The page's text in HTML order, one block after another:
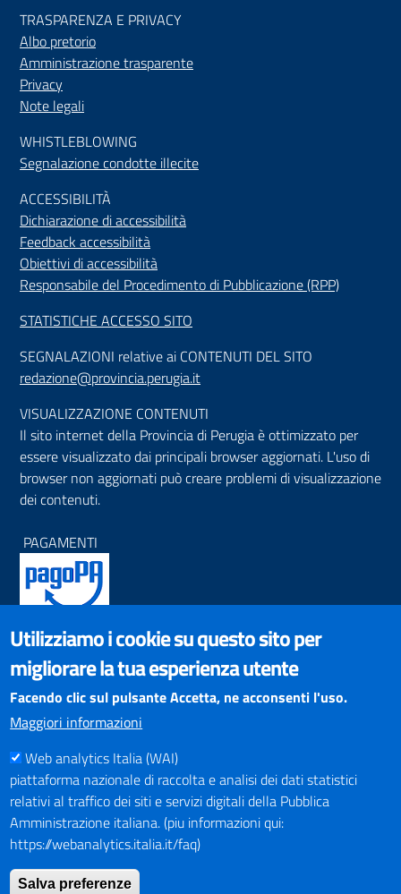
TRASPARENZA E PRIVACY
Albo pretorio
Amministrazione trasparente
Privacy
Note legali
WHISTLEBLOWING
Segnalazione condotte illecite
ACCESSIBILITÀ
Dichiarazione di accessibilità
Feedback accessibilità
Obiettivi di accessibilità
Responsabile del Procedimento di Pubblicazione (RPP)
STATISTICHE ACCESSO SITO
SEGNALAZIONI relative ai CONTENUTI DEL SITO
redazione@provincia.perugia.it
VISUALIZZAZIONE CONTENUTI
Il sito internet della Provincia di Perugia è ottimizzato per
essere visualizzato dai principali browser aggiornati. L'uso di
browser non aggiornati può creare problemi di visualizzazione
dei contenuti.
PAGAMENTI
SOCIAL NETWORKS
Pagina Facebook
Profilo Instagram
Canale YouTube
Mappa del Sito
Indirizzario
Utilizziamo i cookie su questo sito per
migliorare la tua esperienza utente
Facendo clic sul pulsante Accetta, ne acconsenti l'uso.
Maggiori informazioni
Web analytics Italia (WAI)
piattaforma nazionale di raccolta e analisi dei dati statistici
relativi al traffico dei siti e servizi digitali della Pubblica
Amministrazione italiana. (piu informazioni qui:
https://webanalytics.italia.it/faq)
Salva preferenze